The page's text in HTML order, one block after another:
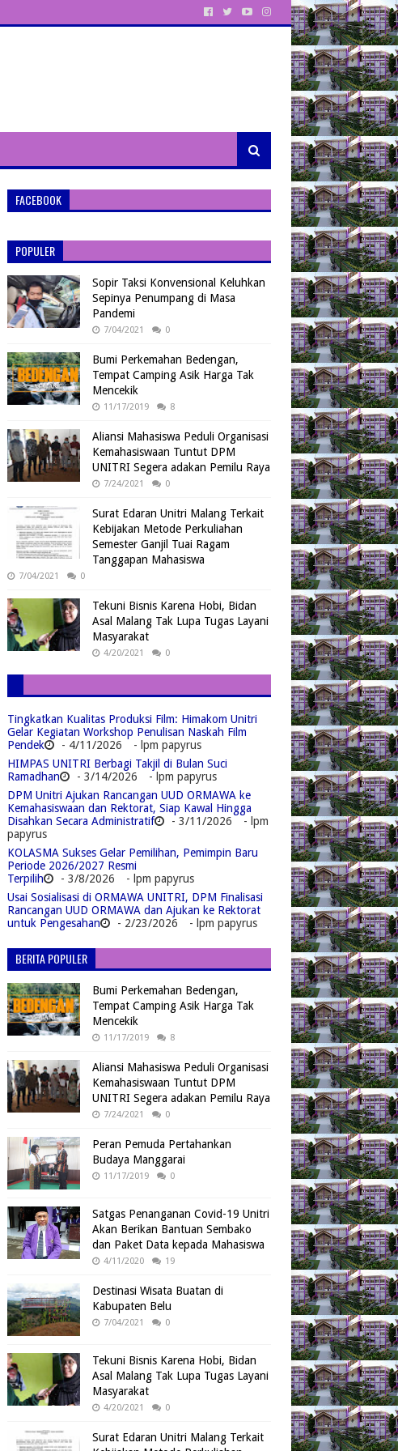
FACEBOOK
POPULER
Sopir Taksi Konvensional Keluhkan
Sepinya Penumpang di Masa
Pandemi
7/04/2021 0
Bumi Perkemahan Bedengan,
Tempat Camping Asik Harga Tak
Mencekik
11/17/2019 8
Aliansi Mahasiswa Peduli Organisasi
Kemahasiswaan Tuntut DPM
UNITRI Segera adakan Pemilu Raya
7/24/2021 0
Surat Edaran Unitri Malang Terkait
Kebijakan Metode Perkuliahan
Semester Ganjil Tuai Ragam
Tanggapan Mahasiswa
7/04/2021 0
Tekuni Bisnis Karena Hobi, Bidan
Asal Malang Tak Lupa Tugas Layani
Masyarakat
4/20/2021 0
Tingkatkan Kualitas Produksi Film: Himakom Unitri
Gelar Kegiatan Workshop Penulisan Naskah Film
Pendek
- 4/11/2026
- lpm papyrus
HIMPAS UNITRI Berbagi Takjil di Bulan Suci
Ramadhan
- 3/14/2026
- lpm papyrus
DPM Unitri Ajukan Rancangan UUD ORMAWA ke
Kemahasiswaan dan Rektorat, Siap Kawal Hingga
Disahkan Secara Administratif
- 3/11/2026
- lpm
papyrus
KOLASMA Sukses Gelar Pemilihan, Pemimpin Baru
Periode 2026/2027 Resmi
Terpilih
- 3/8/2026
- lpm papyrus
Usai Sosialisasi di ORMAWA UNITRI, DPM Finalisasi
Rancangan UUD ORMAWA dan Ajukan ke Rektorat
untuk Pengesahan
- 2/23/2026 - lpm papyrus
BERITA POPULER
Bumi Perkemahan Bedengan,
Tempat Camping Asik Harga Tak
Mencekik
11/17/2019 8
Aliansi Mahasiswa Peduli Organisasi
Kemahasiswaan Tuntut DPM
UNITRI Segera adakan Pemilu Raya
7/24/2021 0
Peran Pemuda Pertahankan
Budaya Manggarai
11/17/2019 0
Satgas Penanganan Covid-19 Unitri
Akan Berikan Bantuan Sembako
dan Paket Data kepada Mahasiswa
4/11/2020 19
Destinasi Wisata Buatan di
Kabupaten Belu
7/04/2021 0
Tekuni Bisnis Karena Hobi, Bidan
Asal Malang Tak Lupa Tugas Layani
Masyarakat
4/20/2021 0
Surat Edaran Unitri Malang Terkait